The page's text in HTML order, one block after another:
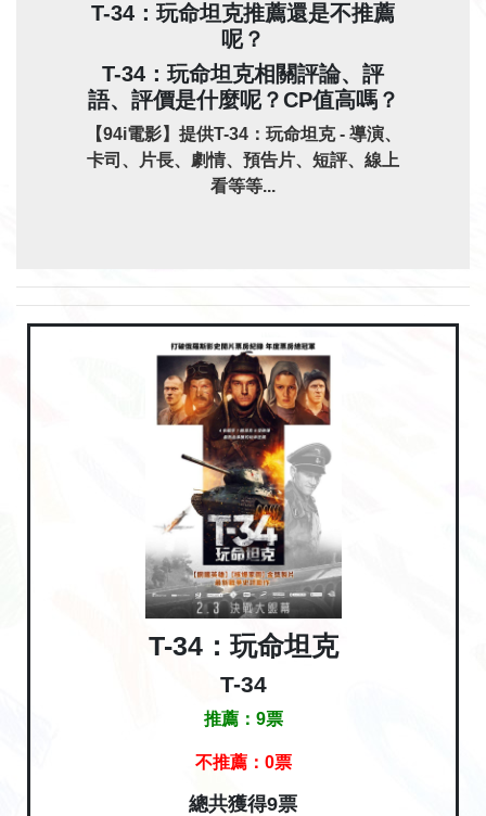
T-34：玩命坦克推薦還是不推薦
呢？
T-34：玩命坦克相關評論、評
語、評價是什麼呢？CP值高嗎？
【94i電影】提供T-34：玩命坦克 - 導演、
卡司、片長、劇情、預告片、短評、線上
看等等...
T-34：玩命坦克
T-34
推薦： 9票
不推薦： 0票
總共獲得9票